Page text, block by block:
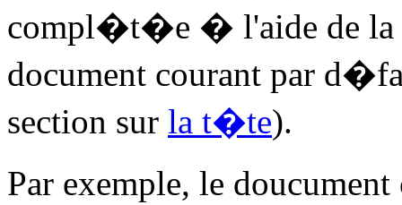
compl�t�e � l'aide de la
document courant par
section sur la t�te).
Par exemple, le